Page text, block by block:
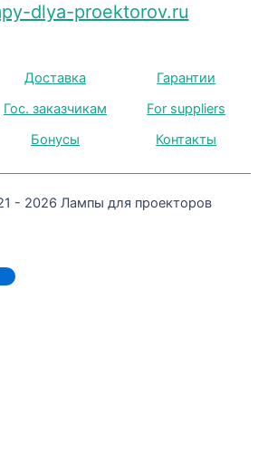
dlya-proektorov.ru
Доставка
Гарантии
Гос. заказчикам
For suppliers
Бонусы Контакты
- 2026 Лампы для проекторов